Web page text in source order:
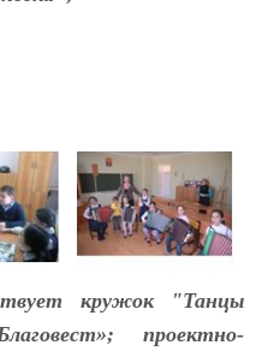
кружок "Танцы
проектно-